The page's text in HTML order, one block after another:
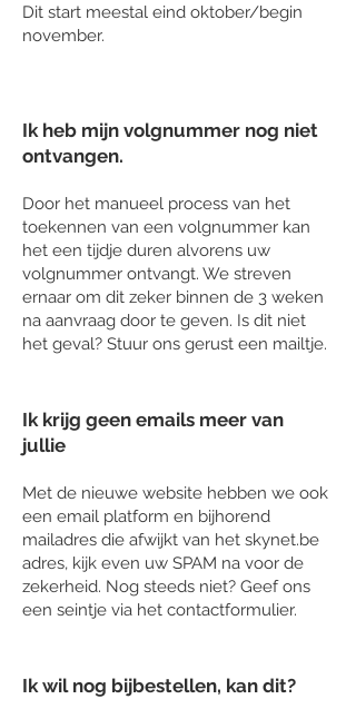
Dit start meestal eind oktober/begin
november.
Ik heb mijn volgnummer nog niet
ontvangen.
Door het manueel process van het
toekennen van een volgnummer kan
het een tijdje duren alvorens uw
volgnummer ontvangt. We streven
ernaar om dit zeker binnen de 3 weken
na aanvraag door te geven. Is dit niet
het geval? Stuur ons gerust een mailtje.
Ik krijg geen emails meer van
jullie
Met de nieuwe website hebben we ook
een email platform en bijhorend
mailadres die afwijkt van het skynet.be
adres, kijk even uw SPAM na voor de
zekerheid. Nog steeds niet? Geef ons
een seintje via het contactformulier.
Ik wil nog bijbestellen, kan dit?